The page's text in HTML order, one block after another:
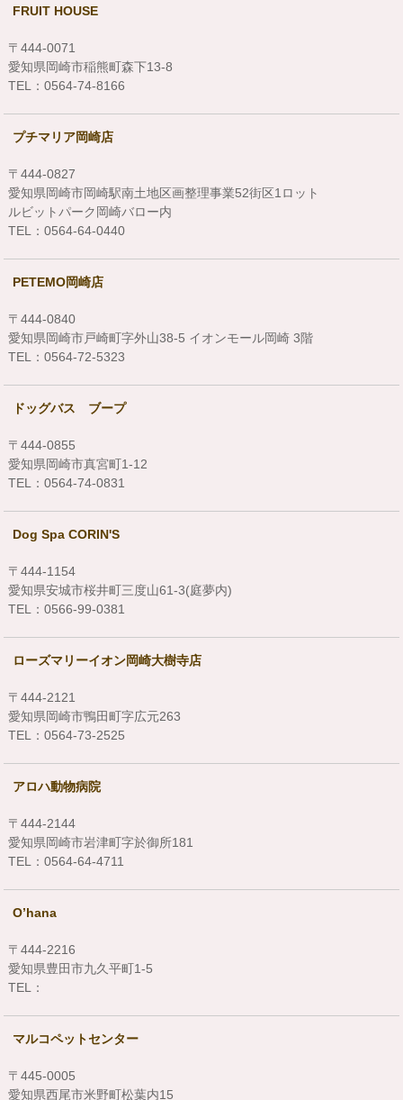
FRUIT HOUSE
〒444-0071
愛知県岡崎市稲熊町森下13-8
TEL：0564-74-8166
プチマリア岡崎店
〒444-0827
愛知県岡崎市岡崎駅南土地区画整理事業52街区1ロット
ルビットパーク岡崎バロー内
TEL：0564-64-0440
PETEMO岡崎店
〒444-0840
愛知県岡崎市戸崎町字外山38-5 イオンモール岡崎 3階
TEL：0564-72-5323
ドッグバス ブープ
〒444-0855
愛知県岡崎市真宮町1-12
TEL：0564-74-0831
Dog Spa CORIN'S
〒444-1154
愛知県安城市桜井町三度山61-3(庭夢内)
TEL：0566-99-0381
ローズマリーイオン岡崎大樹寺店
〒444-2121
愛知県岡崎市鴨田町字広元263
TEL：0564-73-2525
アロハ動物病院
〒444-2144
愛知県岡崎市岩津町字於御所181
TEL：0564-64-4711
O’hana
〒444-2216
愛知県豊田市九久平町1-5
TEL：
マルコペットセンター
〒445-0005
愛知県西尾市米野町松葉内15